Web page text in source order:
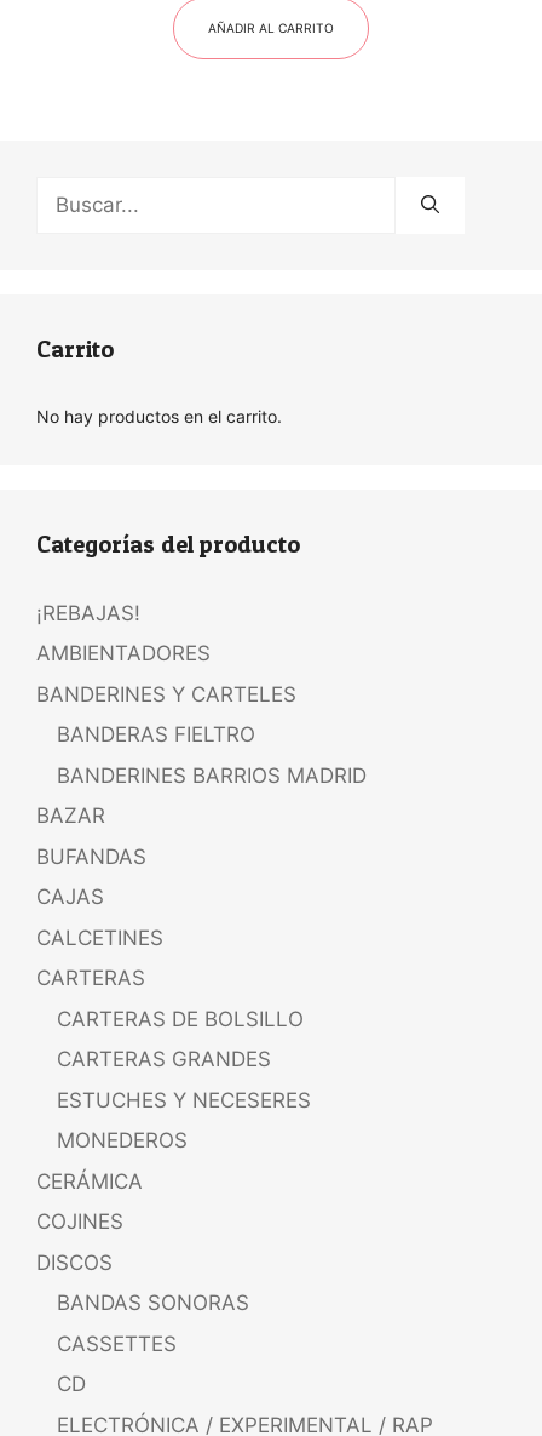
AÑADIR AL CARRITO
Carrito
No hay productos en el carrito.
Categorías del producto
¡REBAJAS!
AMBIENTADORES
BANDERINES Y CARTELES
BANDERAS FIELTRO
BANDERINES BARRIOS MADRID
BAZAR
BUFANDAS
CAJAS
CALCETINES
CARTERAS
CARTERAS DE BOLSILLO
CARTERAS GRANDES
ESTUCHES Y NECESERES
MONEDEROS
CERÁMICA
COJINES
DISCOS
BANDAS SONORAS
CASSETTES
CD
ELECTRÓNICA / EXPERIMENTAL / RAP